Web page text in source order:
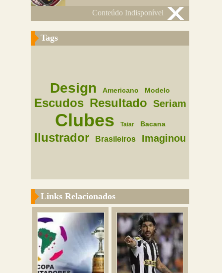
Conteúdo Indisponível
Tags
Design Americano Modelo
Escudos Resultado Seriam
Clubes Taiar Bacana
Ilustrador Brasileiros Imaginou
Links Relacionados